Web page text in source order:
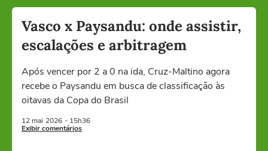
Vasco x Paysandu: onde assistir,
escalações e arbitragem
Após vencer por 2 a 0 na ida, Cruz-Maltino agora
recebe o Paysandu em busca de classificação às
oitavas da Copa do Brasil
12 mai 2026 - 15h36
Exibir comentários